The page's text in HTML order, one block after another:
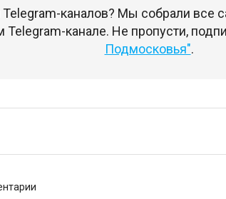
Telegram-каналов? Мы собрали
Telegram-канале. Не пропусти,
Подмосковья".